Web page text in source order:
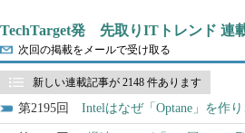
TechTarget発 先取りITトレンド 連
次回の掲載をメールで受け取る
新しい連載記事が 2148 件あります
2195 Intelはなぜ「Optane」を作